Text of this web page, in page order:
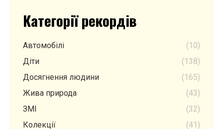
Категорії рекордів
Автомобілі
(10)
Діти
(138)
Досягнення людини
(165)
Жива природа
(43)
ЗМІ
(32)
Колекції
(41)